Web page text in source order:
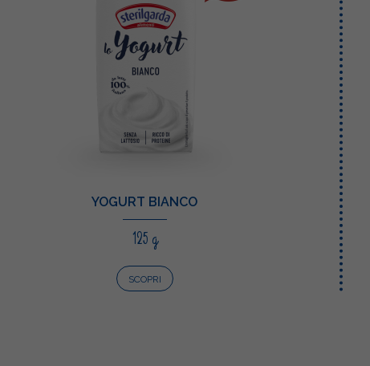
YOGURT BIANCO
125 g
SCOPRI